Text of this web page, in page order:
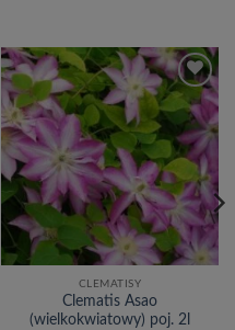
Dodaj
do
listy
życzeń
CLEMATISY
Clematis Asao
(wielkokwiatowy) poj. 2l